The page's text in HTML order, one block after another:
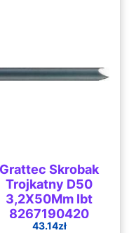
Grattec Skrobak
Trojkatny D50
3,2X50Mm Ibt
8267190420
43.14zł